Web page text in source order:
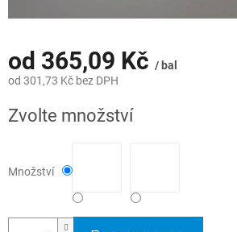
od 365,09 Kč / bal
od 301,73 Kč bez DPH
cena:
Zvolte množství
Množství